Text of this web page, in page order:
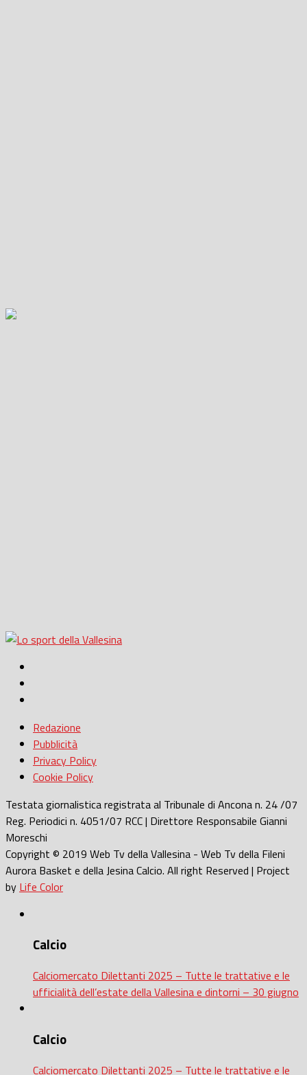
Redazione
Pubblicità
Privacy Policy
Cookie Policy
Testata giornalistica registrata al Tribunale di Ancona n. 24 /07
Reg. Periodici n. 4051/07 RCC | Direttore Responsabile Gianni
Moreschi
Copyright © 2019 Web Tv della Vallesina - Web Tv della Fileni
Aurora Basket e della Jesina Calcio. All right Reserved | Project
by Life Color
Calcio
Calciomercato Dilettanti 2025 – Tutte le trattative e le
ufficialità dell’estate della Vallesina e dintorni – 30 giugno
Calcio
Calciomercato Dilettanti 2025 – Tutte le trattative e le